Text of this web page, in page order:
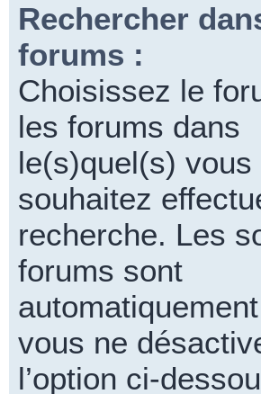
Rechercher
forums :
Choisissez le
les forums dans
le(s)quel(s) vous
souhaitez
recherche. Les
forums sont
vous ne
l’option ci-